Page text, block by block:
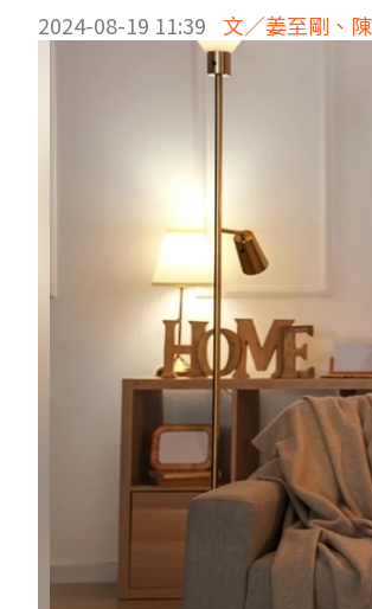
2024-08-19 11:39 文／姜至剛、